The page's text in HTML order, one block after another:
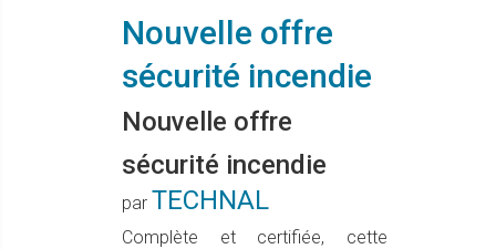
Nouvelle offre
sécurité incendie
Nouvelle offre
sécurité incendie
par TECHNAL
Complète et certifiée, cette